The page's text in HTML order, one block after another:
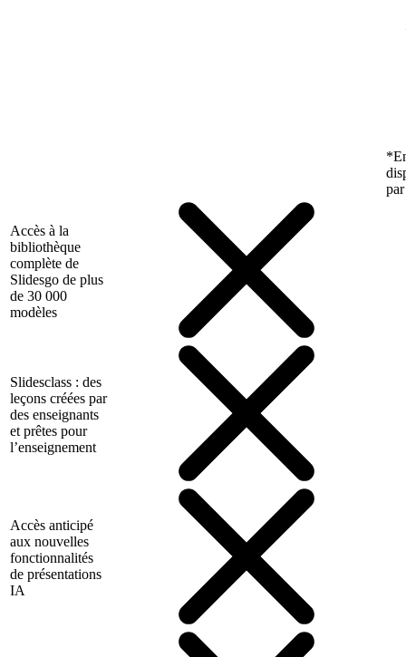
Accès à la
bibliothèque
complète de
Slidesgo de plus
de 30 000
modèles
Slidesclass : des
leçons créées par
des enseignants
et prêtes pour
l’enseignement
Accès anticipé
aux nouvelles
fonctionnalités
de présentations
IA